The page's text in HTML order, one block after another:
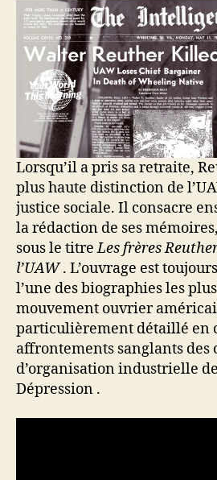
Lorsqu’il a pris sa retraite,
plus haute distinction de
justice sociale. Il consacre
la rédaction de ses
sous le titreLes frères
l’UAW. L’ouvrage est
l’une des biographies les
mouvement ouvrier
particulièrement détaillé en
affrontements sanglants des
d’organisation industrielle
Dépression .